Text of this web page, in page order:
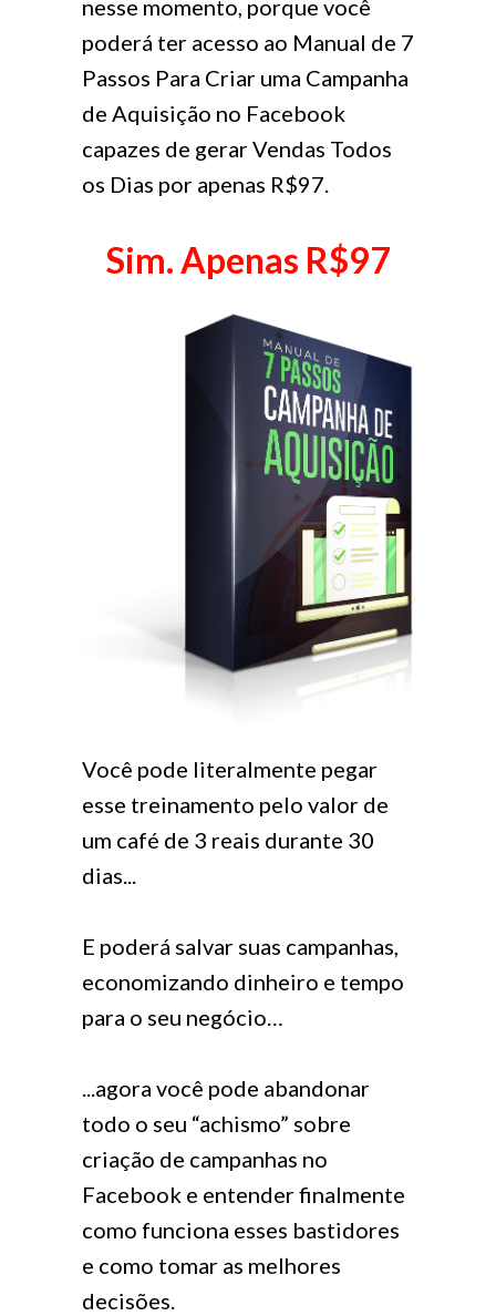
nesse momento, porque você
poderá ter acesso ao Manual de 7
Passos Para Criar uma Campanha
de Aquisição no Facebook
capazes de gerar Vendas Todos
os Dias por apenas R$97.
Sim. Apenas R$97
Você pode literalmente pegar
esse treinamento pelo valor de
um café de 3 reais durante 30
dias...
E poderá salvar suas campanhas,
economizando dinheiro e tempo
para o seu negócio…
...agora você pode abandonar
todo o seu “achismo” sobre
criação de campanhas no
Facebook e entender finalmente
como funciona esses bastidores
e como tomar as melhores
decisões.